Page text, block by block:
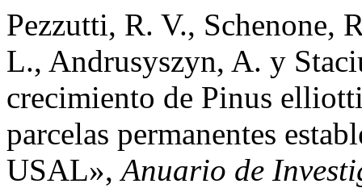
Pezzutti, R. V., Schenone,
L., Andrusyszyn, A. y
crecimiento de Pinus
parcelas permanentes
USAL»,Anuario de